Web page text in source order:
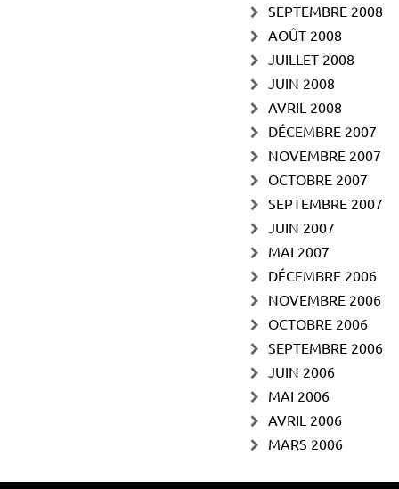
SEPTEMBRE 2008
AOÛT 2008
JUILLET 2008
JUIN 2008
AVRIL 2008
DÉCEMBRE 2007
NOVEMBRE 2007
OCTOBRE 2007
SEPTEMBRE 2007
JUIN 2007
MAI 2007
DÉCEMBRE 2006
NOVEMBRE 2006
OCTOBRE 2006
SEPTEMBRE 2006
JUIN 2006
MAI 2006
AVRIL 2006
MARS 2006